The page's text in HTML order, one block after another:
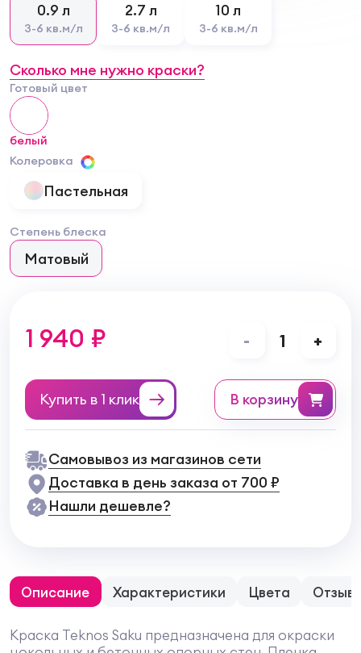
0.9 л
3-6 кв.м/л
2.7 л
3-6 кв.м/л
10 л
3-6 кв.м/л
Сколько мне нужно краски?
Готовый цвет
белый
Колеровка
Пастельная
Степень блеска
Матовый
1 940 ₽ - 1 +
Купить в 1 клик в корзину
Самовывоз из магазинов сети
Доставка в день заказа от 700 ₽
Нашли дешевле?
Описание Характеристики Цвета
Краска Teknos Saku предназначена для окраски